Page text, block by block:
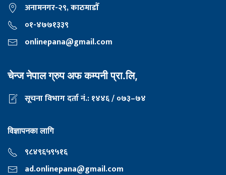
अनामनगर-२९, काठमाडाैँ
०१-४७७१३३९
onlinepana@gmail.com
चेन्ज नेपाल ग्रुप अफ कम्पनी प्रा.लि,
सूचना विभाग दर्ता नं.: १४४६ / ०७३–७४
विज्ञापनका लागि
९८४९६५९५१६
ad.onlinepana@gmail.com